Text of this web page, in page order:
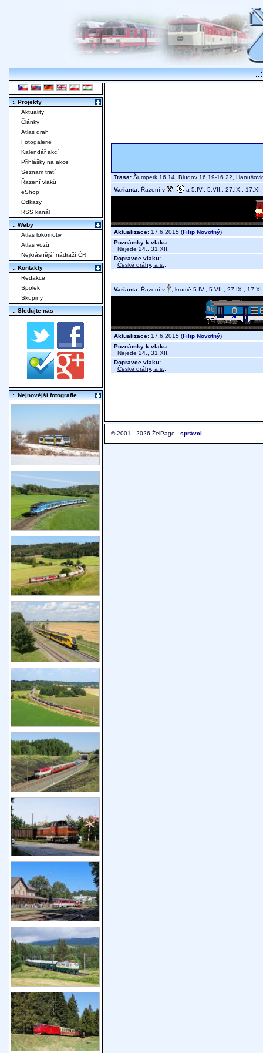
Trasa: Šumperk 16.14, Bludov 16.19-16.22,
Varianta: Řazení v a 5.IV., 5.VII., 27.IX., 17.XI.
Aktualizace: 17.6.2015 (Filip Novotný)
Poznámky k vlaku:
Nejede 24., 31.XII.
Dopravce vlaku:
České dráhy, a.s. ;
Varianta: Řazení v , kromě 5.IV., 5.VII., 27.IX., 17.XI.
Aktualizace: 17.6.2015 (Filip Novotný)
Poznámky k vlaku:
Nejede 24., 31.XII.
Dopravce vlaku:
České dráhy, a.s. ;
© 2001 - 2026 ŽelPage - správci
:. Projekty
Aktuality
Články
Atlas drah
Fotogalerie
Kalendář akcí
Přihlášky na akce
Seznam tratí
Řazení vlaků
eShop
Odkazy
RSS kanál
:. Weby
Atlas lokomotiv
Atlas vozů
Nejkrásnější nádraží ČR
:. Kontakty
Redakce
Spolek
Skupiny
:. Sledujte nás
:. Nejnovější fotografie